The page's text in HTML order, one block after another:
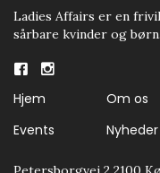
Ladies Affairs er en
sårbare kvinder og børn.
Hjem Om os
Events
Nyheder